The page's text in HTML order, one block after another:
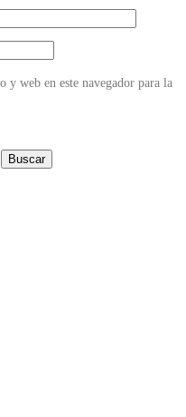
y web en este navegador para la